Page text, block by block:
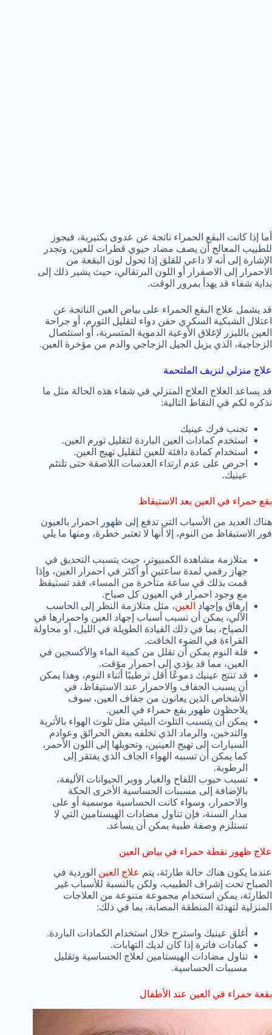
أما إذا كانت البقع الحمراء ناتجة عن عدوى بكتيرية، فيجوز
للطبيب المعالج أن يصف مضاد حيوي قطرات للعين، وتجدر
الإشارة إلى أنه لا داعي للقلق إذا تحول لون البقعة من
الاحمرار إلى الاصفرار أو اللون البرتقالي، حيث يشير ذلك إلى
بداية شفاء قد يهدأ بمرور الوقت.
قد يشمل علاج البقع الحمراء على بياض العين الناتجة عن
اعتلال الشبكية السكري حقن دواء لتقليل التورم، أو جراحة
العين بالليزر لإغلاق الأوعية الدموية المتسربة، أو استئصال
الزجاجية، الذي يزيل الجيل الزجاجي والدم من مؤخرة العين.
علاج منزلي لنزيف الملتحمة
قد يساعد العلاج العلاج المنزلي في شفاء هذه الحالة مثل ما
نذكره لكم في النقاط التالية:
تجنب فرك عينيك
استخدم كمادات العين الباردة لتقليل تورم العين.
استخدام كمادة دافئة للعين لتقليل تهيج العين.
احرص على عدم ارتداء العدسات اللاصقة حتى تلتئم
عينيك.
بقع حمراء في العين بعد الاستيقاظ
هناك العديد من الأسباب التي تدفع إلى ظهور احمرار بالعيون
فور الاستيقاظ من النوم، إلا أنها لا تعتبر خطرة، ومنها ما يلي
متلازمة مشاهدة الكمبيوتر، حيث يتسبب التحديق في
جهاز رقمي لمدة ساعتين أو أكثر في احمرار العين، وإذا
قمت بذلك في ساعة متأخرة من المساء، فقد تستيقظ
مع وجود احمرار في العيون كل صباح.
إرهاق وإجهاد العين، مثل متلازمة النظر إلى الحاسب
الآلي، يمكن أن تسبب أسباب إجهاد العين واحمرارها في
الصباح، بما في ذلك القيادة الطويلة في الليل، أو محاولة
القراءة في الضوء الخافت.
قلة النوم يمكن أن تقلل من كمية الماء والأكسجين في
العين، مما قد يؤدي إلى احمرار مؤقت.
قد تنتج عينيك دموعًا أقل ترطيبًا أثناء النوم، وهذا يمكن
أن يسبب الجفاف والاحمرار عند الاستيقاظ، في
الأشخاص الذين يعانون من جفاف العين، سوف
يلاحظون ظهور بقع حمراء في العين.
يمكن أن يتسبب التلوث البيئي مثل تلوث الهواء بالأتربة
والتدخين، والرماد الذي تخلفه بعض الحرائق وعوادم
السيارات إلى تهيج العينين، وتحويلها إلى اللون الأحمر،
كما يمكن أن تسببه الهواء الجاف الذي يفتقر إلى
الرطوبة.
تسبب حبوب اللقاح والغبار ووبر الحيوانات الأليفة،
بالإضافة إلى مسببات الحساسية الأخرى الحكة
والاحمرار، وسواء كانت الحساسية موسمية أو على
مدار السنة، فإن تناول مضادات الهيستامين التي لا
تستلزم وصفة طبية يمكن أن يساعد.
علاج ظهور نقطة حمراء في بياض العين
عندما يكون هناك حالة طارئة، يتم علاج العين الوردية في
الصباح تحت إشراف الطبيب، ولكن بالنسبة للأسباب غير
الطارئة، يمكن استخدام مجموعة متنوعة من العلاجات
المنزلية لتهدئة المنطقة المصابة، بما في ذلك:
أغلق عينيك واسترح خلال استخدام الكمادات الباردة.
كمادات فاترة إذا كان لديك التهابات.
تناول مضادات الهيستامين لعلاج الحساسية وتقليل
مسببات الحساسية.
بقعة حمراء في العين عند الأطفال